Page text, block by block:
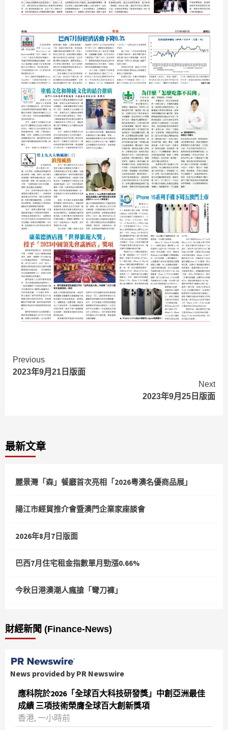
Continue
Reading
Previous
2023年9月21日版面
Next
2023年9月25日版面
最新文章
麗景灣「森」餐廳首次亮相「2026粵澳名優商品展」
陽江市經貿推介會暨澳門企業家座談會
2026年8月7日版面
巴西7月住宅租金指數單月勁漲0.66%
今秋日港澳潮人瘋搶「彎刀褲」
財經新聞 (Finance-News)
News provided by PR Newswire
應科院於2026「全球百大科技研發獎」中創亞洲最佳
成績 三項技術榮膺全球百大創新獎項
香港, 一小時前